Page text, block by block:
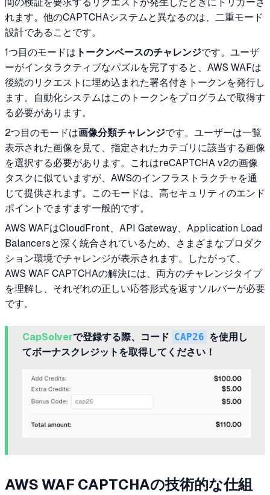
れます。他のCAPTCHAシステムと異なるのは、二重モード
設計であることです。
1つ目のモードは トークンベースのチャレンジです。ユーザ
ーがインタラクティブなパズルを完了すると、AWS WAFは
後続のリクエストに埋め込まれた署名付きトークンを発行し
ます。自動化システムはこのトークンをプログラムで取得す
る必要があります。
2つ目のモードは画像分類チャレンジです。ユーザーは一覧
表示された画像を見て、指定されたカテゴリに該当する画像
を選択する必要があります。これはreCAPTCHA v2の画像
タスクに似ていますが、AWSのインフラストラクチャを通
じて提供されます。このモードは、高セキュリティのエンド
ポイントでますます一般的です。
AWS WAFはCloudFront、API Gateway、Application Load
Balancersと深く統合されているため、さまざまなプロダク
ション環境でチャレンジが表示されます。したがって、
AWS WAF CAPTCHAの解決には、両方のチャレンジタイプ
を理解し、それぞれの正しい応答形式を返すソルバーが必要
です。
CapSolverで登録する際、コード CAP26 を使用し
てボーナスクレジットを取得してください！
AWS WAF CAPTCHAの技術的な仕組